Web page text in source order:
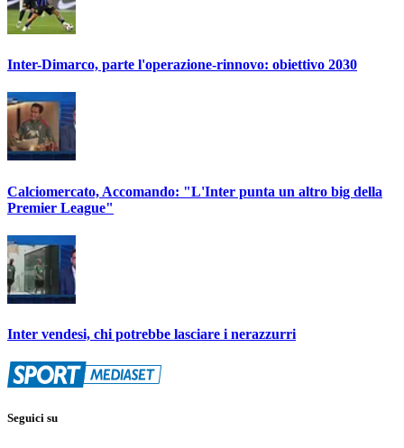
Inter-Dimarco, parte l'operazione-rinnovo: obiettivo 2030
Calciomercato, Accomando: "L'Inter punta un altro big della
Premier League"
Inter vendesi, chi potrebbe lasciare i nerazzurri
Seguici su